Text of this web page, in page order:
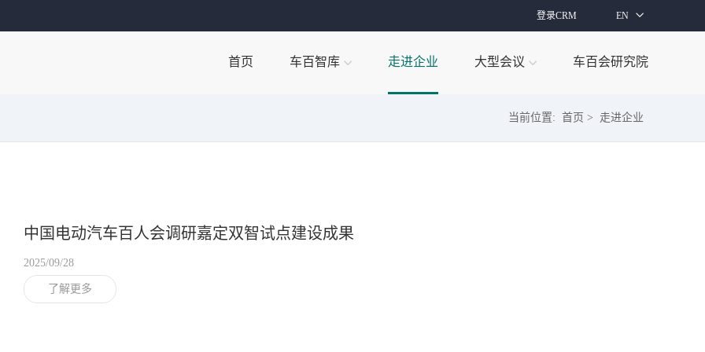
登录CRM EN
首页 车百智库 走进企业 大型会议 车百会研究院
当前位置: 首页 > 走进企业
中国电动汽车百人会调研嘉定双智试点建设成果
2025/09/28
了解更多